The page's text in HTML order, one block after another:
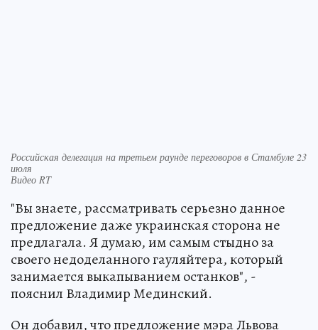
Российская делегация на третьем раунде переговоров в Стамбуле 23
июля
Видео RT
"Вы знаете, рассматривать серьезно данное
предложение даже украинская сторона не
предлагала. Я думаю, им самым стыдно за
своего недоделанного гауляйтера, который
занимается выкапыванием останков", -
пояснил Владимир Мединский.
Он добавил, что предложение мэра Львова